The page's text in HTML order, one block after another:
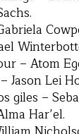
– Atom
Jason Lei
giles –
Har’el.